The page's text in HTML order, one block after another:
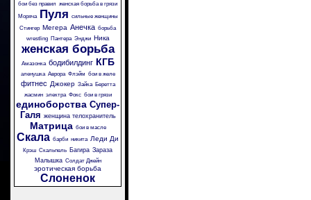
бои без правил женская борьба в грязи
Моряча
Пуля сильные женщины
Стингер Мегера Анечка борьба
wrestling
Пантера Энджи Ника
женская борьба
Амазонка бодибилдинг КГБ
аленушка Аврора Флэйм бои в желе
фитнес Джокер Зайка
Беретта
жасмин электра Фокс бои в грязи
единоборства Супер-
Галя женщина телохранитель
Матрица бои в масле
Скала барби никита Леди Ди
Крэш Скальпель Багира Зараза
Малышка Солдат Джейн
эротическая борьба
Слоненок